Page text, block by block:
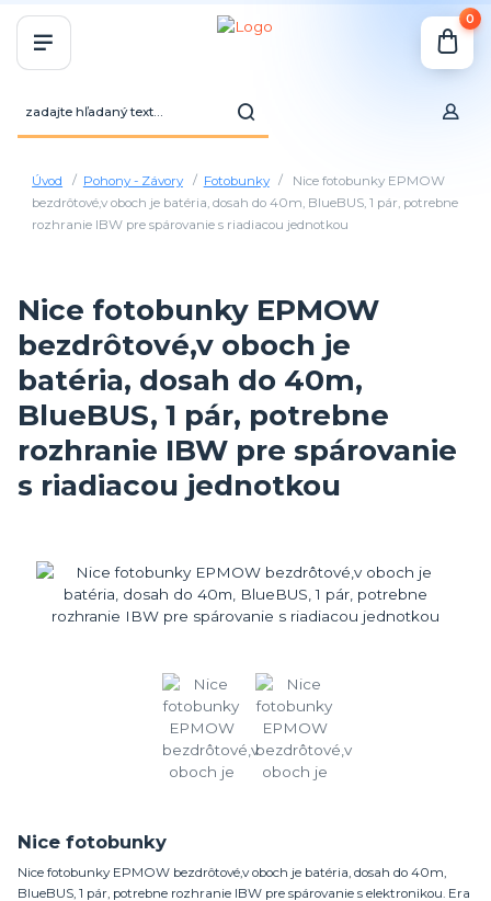
0
Úvod Pohony - Závory Fotobunky
Nice fotobunky EPMOW
bezdrôtové,v oboch je batéria, dosah do 40m, BlueBUS, 1 pár, potrebne
rozhranie IBW pre spárovanie s riadiacou jednotkou
Nice fotobunky EPMOW
bezdrôtové,v oboch je
batéria, dosah do 40m,
BlueBUS, 1 pár, potrebne
rozhranie IBW pre spárovanie
s riadiacou jednotkou
Nice fotobunky
Nice fotobunky EPMOW bezdrôtové,v oboch je batéria, dosah do 40m,
BlueBUS, 1 pár, potrebne rozhranie IBW pre spárovanie s elektronikou. Era